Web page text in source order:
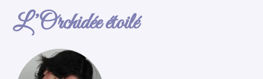
L’Orchidée étoilé